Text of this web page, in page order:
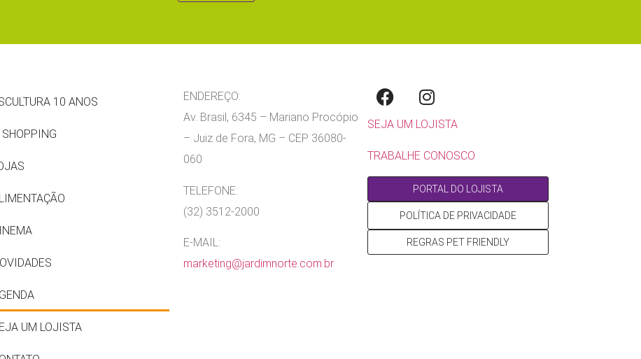
10 ANOS
SHOPPING
UM LOJISTA
ENDEREÇO:
Av. Brasil, 6345 – Mariano Procópio
– Juiz de Fora, MG – CEP 36080-
060
TELEFONE:
(32) 3512-2000
E-MAIL:
marketing@jardimnorte.com.br
SEJA UM LOJISTA
TRABALHE CONOSCO
PORTAL DO LOJISTA
POLÍTICA DE PRIVACIDADE
REGRAS PET FRIENDLY